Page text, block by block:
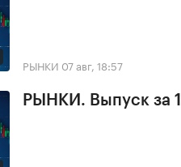
РЫНКИ 07 авг, 18:57
РЫНКИ. Выпуск за